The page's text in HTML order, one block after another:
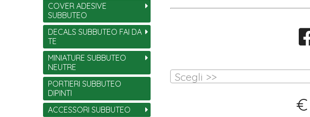
Scegli >>
€
COVER ADESIVE
SUBBUTEO
DECALS SUBBUTEO FAI DA
TE
MINIATURE SUBBUTEO
NEUTRE
PORTIERI SUBBUTEO
DIPINTI
ACCESSORI SUBBUTEO